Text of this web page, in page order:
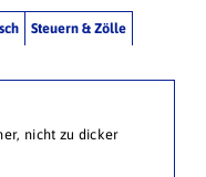
Steuern & Zölle
nicht zu dicker